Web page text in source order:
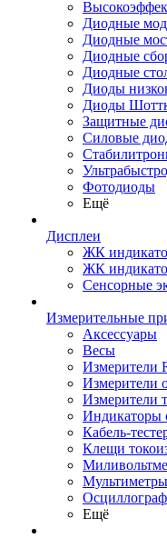
Диодные
Диодные
Диодные
Диодные
Диоды
Диоды
Защитные
Силовые
Фотодиоды
Ещё
Дисплеи
ЖК
ЖК
Сенсорные
Измерительные
Аксессуары
Весы
Измерители
Измерители
Измерители
Индикаторы
Кабель-
Клещи
Мультиметры
Ещё